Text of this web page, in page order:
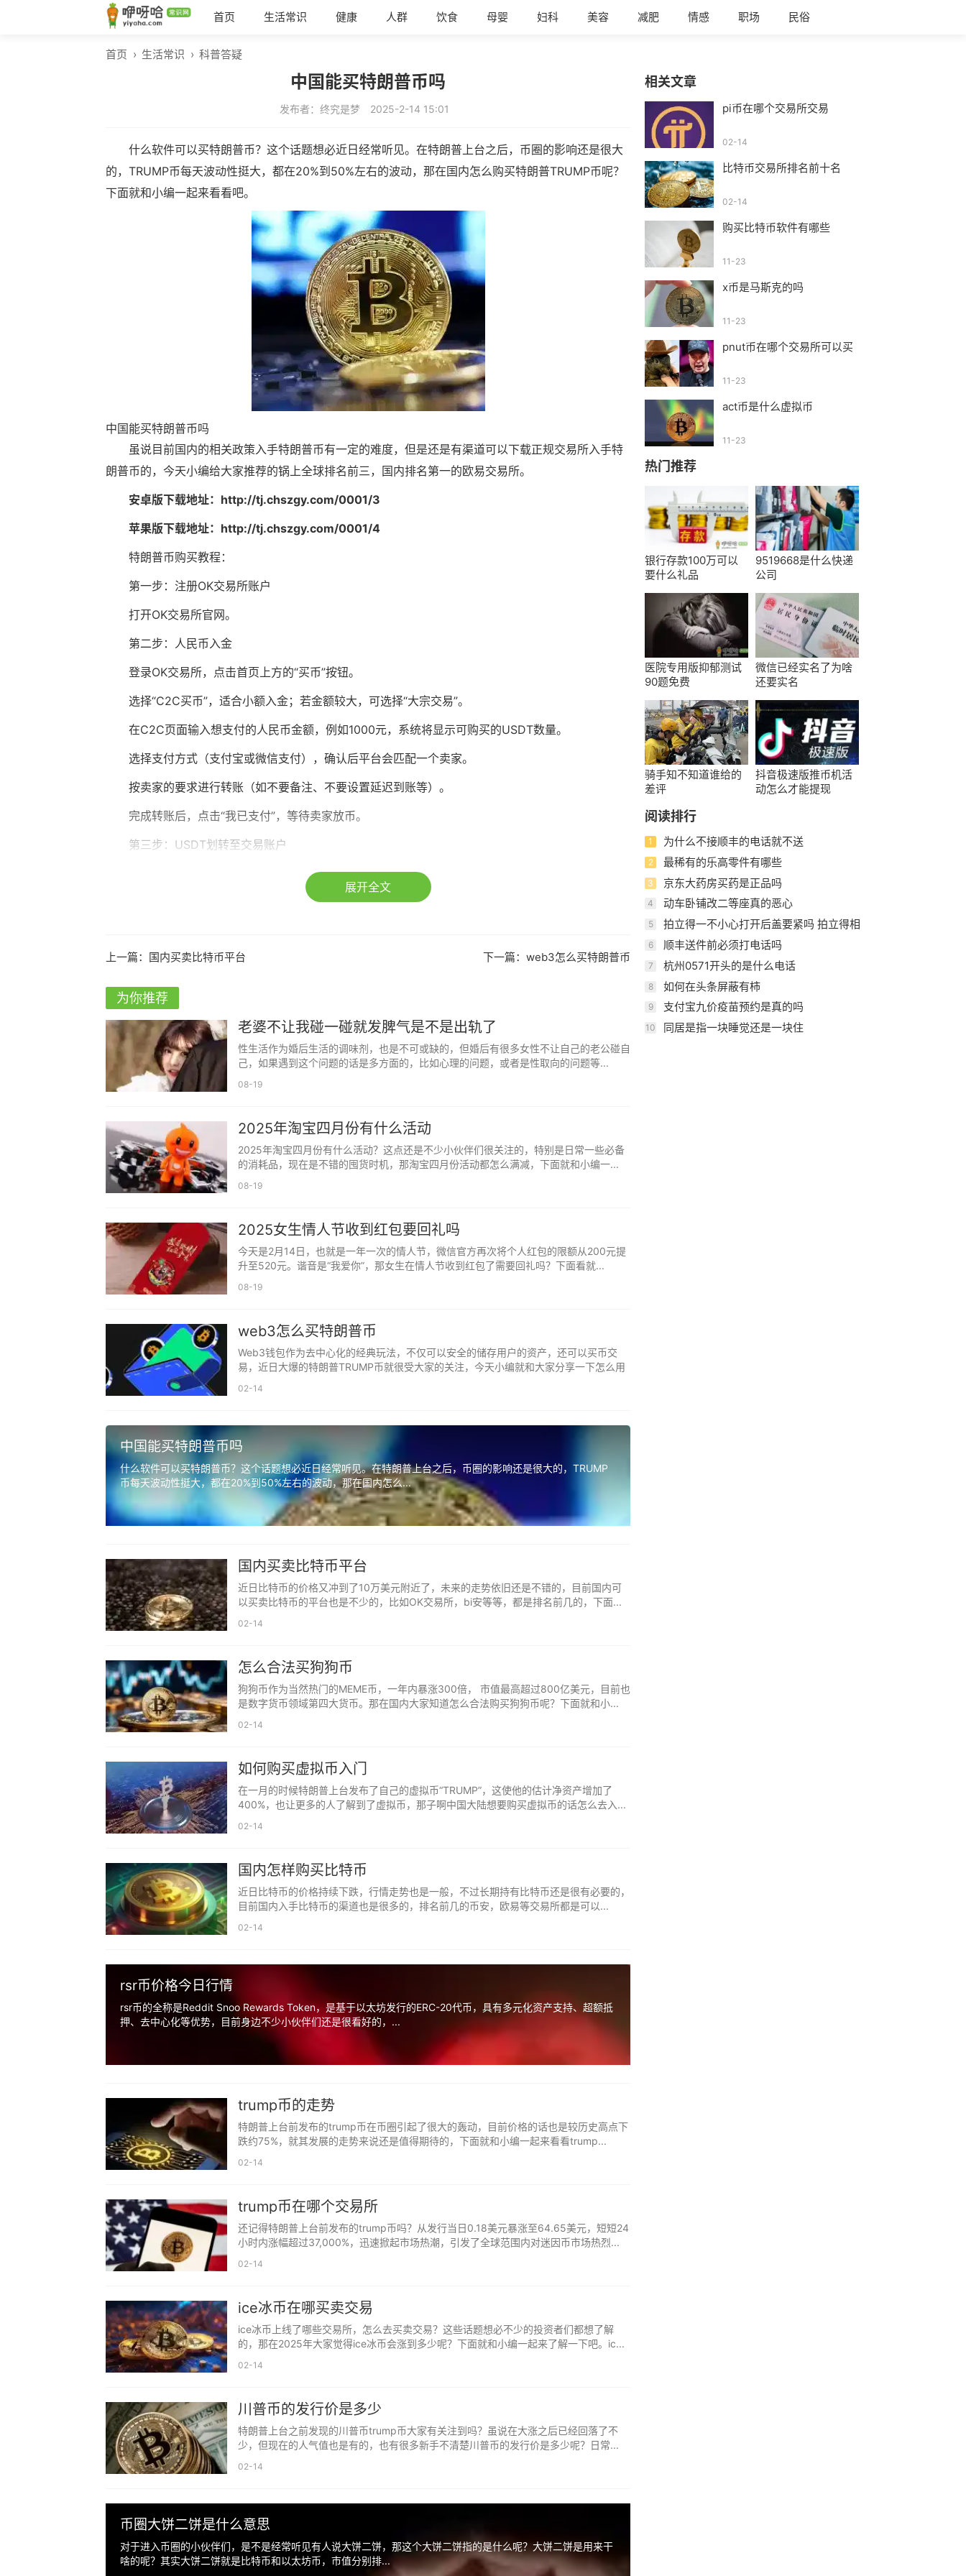
首页 生活常识 健康 人群 饮食 母婴 妇科 美容 减肥 情感 职场 民俗
首页 › 生活常识 › 科普答疑
中国能买特朗普币吗
发布者：终究是梦 2025-2-14 15:01
什么软件可以买特朗普币？这个话题想必近日经常听见。在特朗普上台之后，币圈的影响还是很大
的，TRUMP币每天波动性挺大，都在20%到50%左右的波动，那在国内怎么购买特朗普TRUMP币呢？
下面就和小编一起来看看吧。
中国能买特朗普币吗
虽说目前国内的相关政策入手特朗普币有一定的难度，但是还是有渠道可以下载正规交易所入手特
朗普币的，今天小编给大家推荐的锅上全球排名前三，国内排名第一的欧易交易所。
安卓版下载地址： http://tj.chszgy.com/0001/3
苹果版下载地址： http://tj.chszgy.com/0001/4
特朗普币购买教程：
第一步：注册OK交易所账户
打开OK交易所官网。
第二步：人民币入金
登录OK交易所，点击首页上方的“买币”按钮。
选择“C2C买币”，适合小额入金；若金额较大，可选择“大宗交易”。
在C2C页面输入想支付的人民币金额，例如1000元，系统将显示可购买的USDT数量。
选择支付方式（支付宝或微信支付），确认后平台会匹配一个卖家。
按卖家的要求进行转账（如不要备注、不要设置延迟到账等）。
完成转账后，点击“我已支付”，等待卖家放币。
第三步：USDT划转至交易账户
点击“资金划转”，将USDT从资金账户划转至交易账户。
点击“交易”进入现货交易页面。
搜索“TRUMP/USDT”交易对，进入交易页面。
可选择“限价委托”或“市价委托”进行交易：
限价委托：设定理想买入价，例如50美元，当市场价格达到设定值时自动成交。
市价委托：按当前市场最优价格立即成交。
特朗普币并非由美国总统特朗普本人或其团队直接发行。实际上，特朗普币是一种由民间爱好者或
投机者创建的虚拟货币，旨在利用特朗普的知名度和影响力来吸引投资者。这种货币通常与特朗普的形
象、政策或政治口号相关联，但并未得到特朗普本人或其团队的官方认可。
推进，越来越多的人开始关注并投资于虚拟货币市场。如果特朗普币能够满足投资者的需求并提供有吸
引力的投资回报，那么这种货币可能会吸引更多的投资者参与并推动其持续发展。
展开全文
上一篇： 国内买卖比特币平台 下一篇： web3怎么买特朗普币
为你推荐
老婆不让我碰一碰就发脾气是不是出轨了
性生活作为婚后生活的调味剂，也是不可或缺的，但婚后有很多女性不让自己的老公碰自
己，如果遇到这个问题的话是多方面的，比如心理的问题，或者是性取向的问题等...
08-19
2025年淘宝四月份有什么活动
2025年淘宝四月份有什么活动？这点还是不少小伙伴们很关注的，特别是日常一些必备
的消耗品，现在是不错的囤货时机，那淘宝四月份活动都怎么满减，下面就和小编一...
08-19
2025女生情人节收到红包要回礼吗
今天是2月14日，也就是一年一次的情人节，微信官方再次将个人红包的限额从200元提
升至520元。谐音是“我爱你”，那女生在情人节收到红包了需要回礼吗？下面看就...
08-19
web3怎么买特朗普币
Web3钱包作为去中心化的经典玩法，不仅可以安全的储存用户的资产，还可以买币交
易，近日大爆的特朗普TRUMP币就很受大家的关注，今天小编就和大家分享一下怎么用
02-14
中国能买特朗普币吗
什么软件可以买特朗普币？这个话题想必近日经常听见。在特朗普上台之后，币圈的影响还是很大的，TRUMP
币每天波动性挺大，都在20%到50%左右的波动，那在国内怎么...
国内买卖比特币平台
近日比特币的价格又冲到了10万美元附近了，未来的走势依旧还是不错的，目前国内可
以买卖比特币的平台也是不少的，比如OK交易所，bi安等等，都是排名前几的，下面...
02-14
怎么合法买狗狗币
狗狗币作为当然热门的MEME币，一年内暴涨300倍， 市值最高超过800亿美元，目前也
是数字货币领域第四大货币。那在国内大家知道怎么合法购买狗狗币呢？下面就和小...
02-14
如何购买虚拟币入门
在一月的时候特朗普上台发布了自己的虚拟币“TRUMP”，这使他的估计净资产增加了
400%，也让更多的人了解到了虚拟币，那子啊中国大陆想要购买虚拟币的话怎么去入...
02-14
国内怎样购买比特币
近日比特币的价格持续下跌，行情走势也是一般，不过长期持有比特币还是很有必要的，
目前国内入手比特币的渠道也是很多的，排名前几的币安，欧易等交易所都是可以...
02-14
rsr币价格今日行情
rsr币的全称是Reddit Snoo Rewards Token，是基于以太坊发行的ERC-20代币，具有多元化资产支持、超额抵
押、去中心化等优势，目前身边不少小伙伴们还是很看好的，...
trump币的走势
特朗普上台前发布的trump币在币圈引起了很大的轰动，目前价格的话也是较历史高点下
跌约75%‌，就其发展的走势来说还是值得期待的，下面就和小编一起来看看trump...
02-14
trump币在哪个交易所
还记得特朗普上台前发布的trump币吗？从发行当日0.18美元暴涨至64.65美元，短短24
小时内涨幅超过37,000%，迅速掀起市场热潮，引发了全球范围内对迷因币市场热烈...
02-14
ice冰币在哪买卖交易
ice冰币上线了哪些交易所，怎么去买卖交易？这些话题想必不少的投资者们都想了解
的，那在2025年大家觉得ice冰币会涨到多少呢？下面就和小编一起来了解一下吧。ic...
02-14
川普币的发行价是多少
特朗普上台之前发现的川普币trump币大家有关注到吗？虽说在大涨之后已经回落了不
少，但现在的人气值也是有的，也有很多新手不清楚川普币的发行价是多少呢？日常...
02-14
币圈大饼二饼是什么意思
对于进入币圈的小伙伴们，是不是经常听见有人说大饼二饼，那这个大饼二饼指的是什么呢？大饼二饼是用来干
啥的呢？其实大饼二饼就是比特币和以太坊币，市值分别排...
相关文章
pi币在哪个交易所交易
02-14
比特币交易所排名前十名
02-14
购买比特币软件有哪些
11-23
x币是马斯克的吗
11-23
pnut币在哪个交易所可以买
11-23
act币是什么虚拟币
11-23
热门推荐
银行存款100万可以
要什么礼品
9519668是什么快递
公司
医院专用版抑郁测试
90题免费
微信已经实名了为啥
还要实名
骑手知不知道谁给的
差评
抖音极速版推币机活
动怎么才能提现
阅读排行
1 为什么不接顺丰的电话就不送
2 最稀有的乐高零件有哪些
3 京东大药房买药是正品吗
4 动车卧铺改二等座真的恶心
5
拍立得一不小心打开后盖要紧吗 拍立得相
6 顺丰送件前必须打电话吗
7 杭州0571开头的是什么电话
8 如何在头条屏蔽有柿
9 支付宝九价疫苗预约是真的吗
10 同居是指一块睡觉还是一块住